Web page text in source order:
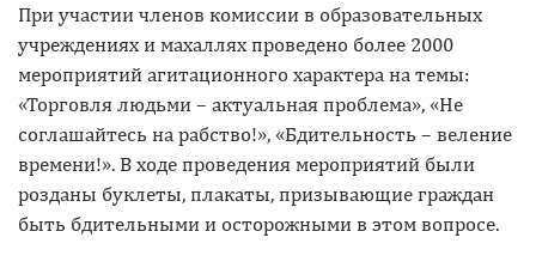
При участии членов комиссии в образовательных
учреждениях и махаллях проведено более 2000
мероприятий агитационного характера на темы:
«Торговля людьми – актуальная проблема», «Не
соглашайтесь на рабство!», «Бдительность – веление
времени!». В ходе проведения мероприятий были
розданы буклеты, плакаты, призывающие граждан
быть бдительными и осторожными в этом вопросе.